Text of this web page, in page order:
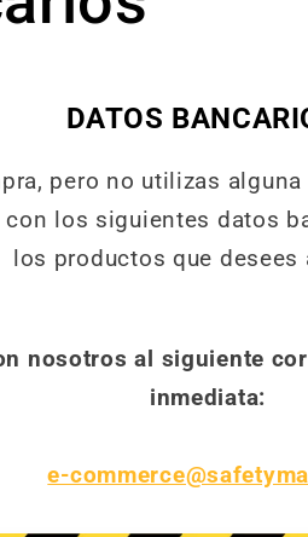
DATOS
pero no utilizas
los siguientes datos
los productos que desees
nosotros al siguiente
inmediata:
e-